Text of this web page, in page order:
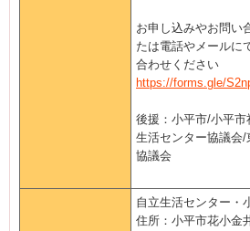
お申し込みやお問い
たは電話やメールに
合わせください
https://forms.gle/
後援：小平市/小平
生活センター協議会
協議会
自立生活センター・
住所：小平市花小金